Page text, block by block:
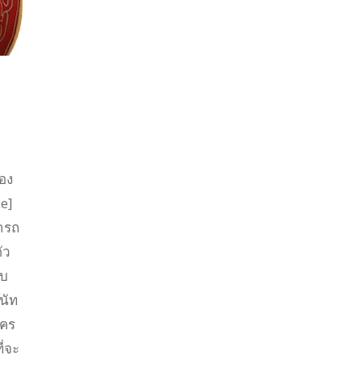
ง
ถ
ท
ร
ะ